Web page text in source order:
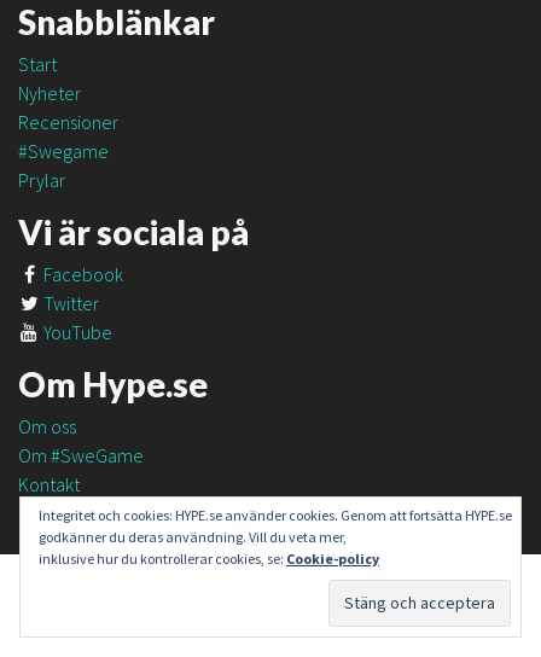
Snabblänkar
Start
Nyheter
Recensioner
#Swegame
Prylar
Vi är sociala på
Facebook
Twitter
YouTube
Om Hype.se
Om oss
Om #SweGame
Kontakt
Integritet och cookies: HYPE.se använder cookies. Genom att fortsätta HYPE.se
godkänner du deras användning. Vill du veta mer,
inklusive hur du kontrollerar cookies, se: Cookie-policy